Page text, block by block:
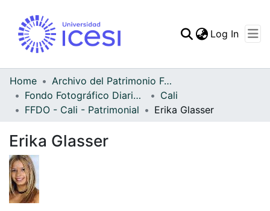
Statistics
Log In
Home
Archivo del Patrimonio Fotográfico y Fílmico del Valle del Cauca
Fondo Fotográfico Diario Occidente
Cali
FFDO - Cali - Patrimonial
Erika Glasser
Erika Glasser